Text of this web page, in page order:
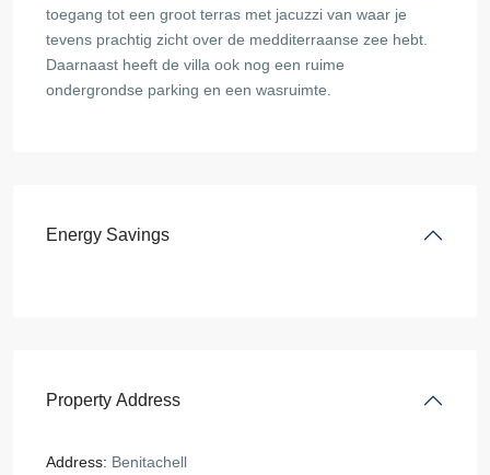
toegang tot een groot terras met jacuzzi van waar je
tevens prachtig zicht over de medditerraanse zee hebt.
Daarnaast heeft de villa ook nog een ruime
ondergrondse parking en een wasruimte.
Energy Savings
Property Address
Address: Benitachell